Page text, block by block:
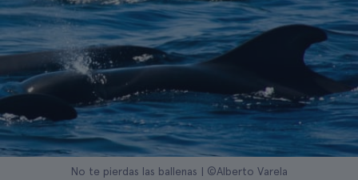
No te pierdas las ballenas | ©Alberto Varela